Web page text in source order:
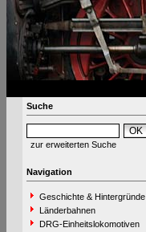
Suche
zur erweiterten Suche
Navigation
Geschichte & Hintergründe
Länderbahnen
DRG-Einheitslokomotiven